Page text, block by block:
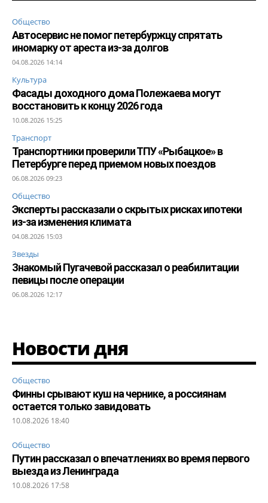
Общество
Автосервис не помог петербуржцу спрятать
иномарку от ареста из-за долгов
04.08.2026 14:14
Культура
Фасады доходного дома Полежаева могут
восстановить к концу 2026 года
10.08.2026 15:25
Транспорт
Транспортники проверили ТПУ «Рыбацкое» в
Петербурге перед приемом новых поездов
06.08.2026 09:23
Общество
Эксперты рассказали о скрытых рисках ипотеки
из-за изменения климата
04.08.2026 15:03
Звезды
Знакомый Пугачевой рассказал о реабилитации
певицы после операции
06.08.2026 12:17
Новости дня
Общество
Финны срывают куш на чернике, а россиянам
остается только завидовать
10.08.2026 18:40
Общество
Путин рассказал о впечатлениях во время первого
выезда из Ленинграда
10.08.2026 17:58